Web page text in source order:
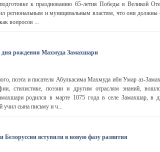
к празднованию 65-летия Победы в Великой
региональным и муниципальным властям, что они должны
вопросов ...
дня рождения Махмуда Замахшари
поэта и писателя Абулкасима Махмуда ибн Умар аз-
стилистике, поэзии и другим отраслям знаний,
родился в марте 1075 года в селе Замахшар, в
учил сына письму и ч...
Белоруссии вступили в новую фазу развития